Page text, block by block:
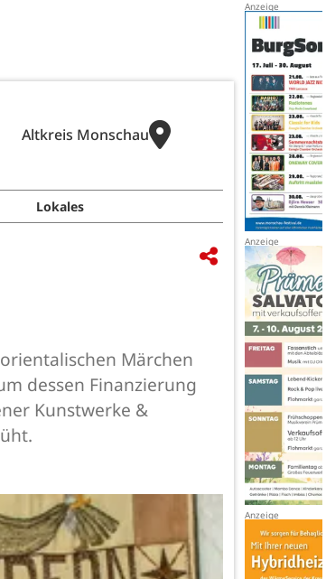
Altkreis Monschau
Lokales
Märchen
dessen Finanzierung
Kunstwerke &